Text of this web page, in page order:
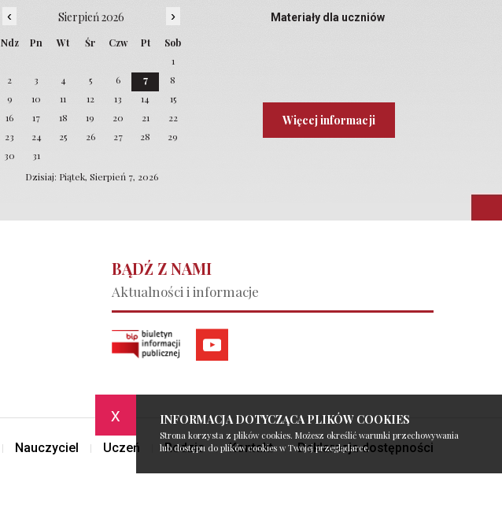
x INFORMACJA DOTYCZĄCA PLIKÓW COOKIES
Strona korzysta z plików cookies. Możesz określić warunki przechowywania
lub dostępu do plików cookies w Twojej przeglądarce.
‹ Sierpień 2026 ›
Ndz Pn Wt Śr Czw Pt
Sob
1
2
3 4 5 6 7
8
9
10 11 12 13 14
15
16
17 18 19 20 21
22
23
24 25 26 27 28
29
30
31
Dzisiaj: Piątek, Sierpień 7, 2026
Materiały dla uczniów
Więcej informacji
BĄDŹ Z NAMI
Aktualności i informacje
Nauczyciel Uczeń Rodzic Kontakt Deklaracja dostępności